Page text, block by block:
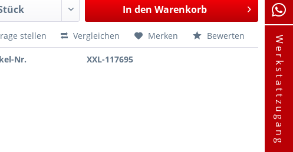
In den Warenkorb
stellen Vergleichen Merken Bewerten
Nr. XXL-117695 Werkstattzugang